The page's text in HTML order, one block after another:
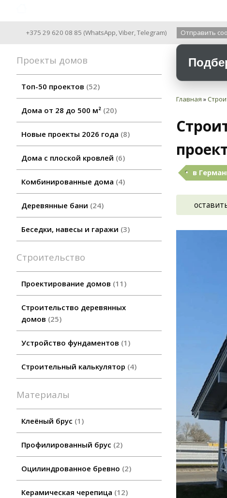
+375 29 620 08 85 (WhatsApp,Viber,Telegram) Отправить
Проекты домов
Топ-50 проектов 52
Дома от 28 до 500 м² 20
Новые проекты 2026 года 8
Дома с плоской кровлей 6
Комбинированные дома 4
Деревянные бани 24
Беседки, навесы и гаражи 3
Строительство
Проектирование домов 11
Строительство деревянных
домов 25
Устройство фундаментов 1
Строительный калькулятор 4
Материалы
Клеёный брус 1
Профилированный брус 2
Оцилиндрованное бревно 2
Керамическая черепица 12
Главная »
в